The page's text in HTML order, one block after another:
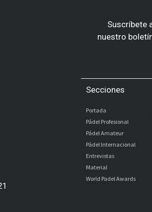
Suscríbete
nuestro
Secciones
Portada
Pádel Profesional
Pádel Amateur
Pádel Internacional
Entrevistas
Material
World Padel Awards